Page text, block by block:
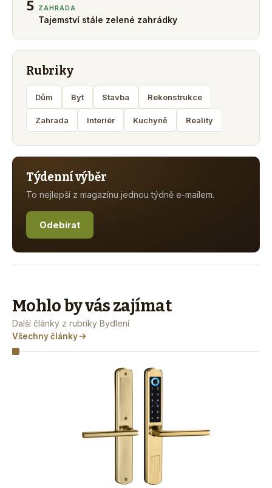
5 ZAHRADA
Tajemství stále zelené zahrádky
Rubriky
Dům Byt Stavba Rekonstrukce
Zahrada Interiér Kuchyně Reality
Týdenní výběr
To nejlepší z magazínu jednou týdně e-mailem.
Odebírat
Mohlo by vás zajímat
Další články z rubriky Bydlení
Všechny články